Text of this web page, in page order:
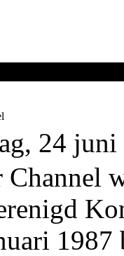
24 juni
Channel
1987